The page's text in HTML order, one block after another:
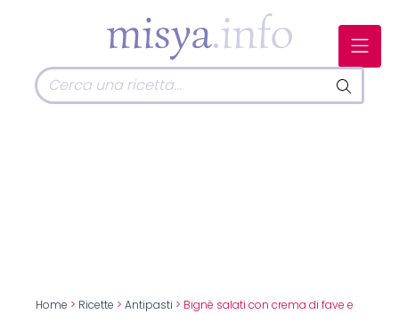
Home > Ricette > Antipasti > Bignè salati con crema di fave e